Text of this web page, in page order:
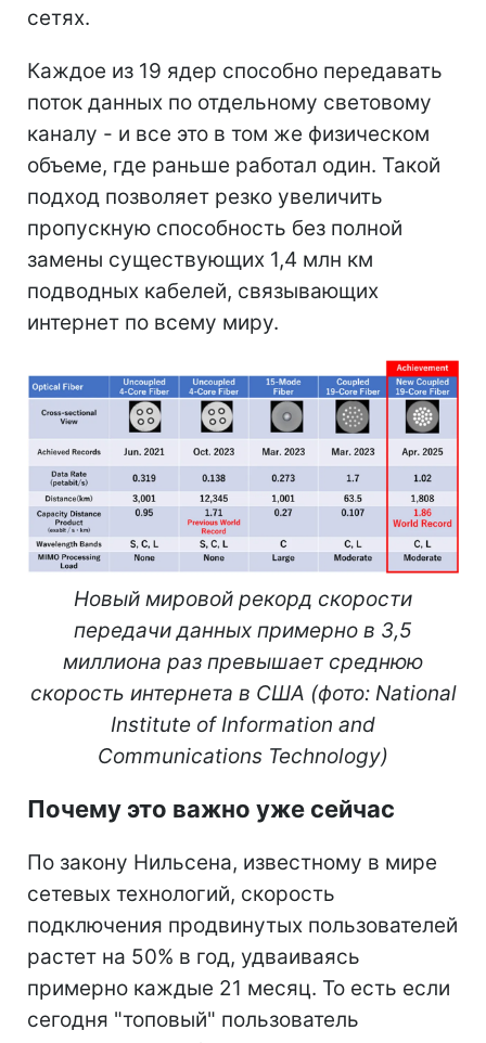
сетях.
Каждое из 19 ядер способно передавать
поток данных по отдельному световому
каналу - и все это в том же физическом
объеме, где раньше работал один. Такой
подход позволяет резко увеличить
пропускную способность без полной
замены существующих 1,4 млн км
подводных кабелей, связывающих
интернет по всему миру.
Новый мировой рекорд скорости
передачи данных примерно в 3,5
миллиона раз превышает среднюю
скорость интернета в США (фото: National
Institute of Information and
Communications Technology)
Почему это важно уже сейчас
По закону Нильсена, известному в мире
сетевых технологий, скорость
подключения продвинутых пользователей
растет на 50% в год, удваиваясь
примерно каждые 21 месяц. То есть если
сегодня "топовый" пользователь